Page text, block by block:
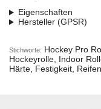
Eigenschaften
Hersteller (GPSR)
Stichworte: Hockey Pro
Hockeyrolle, Indoor
Härte, Festigkeit,